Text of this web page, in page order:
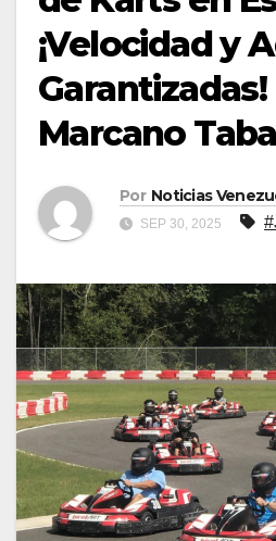
¡Velocidad y
Marcano
Por Noticias
SEP 30, 2025